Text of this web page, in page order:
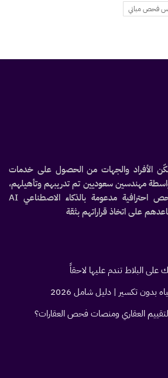
فحص مباني
الأفراد والجهات من الحصول على خدمات
مهندسين سعوديين تم تدريبهم وتأهيلهم،
والحصول على تقارير فحص احترافية مدعومة بالذكاء الاصطناعي AI
على اتخاذ قراراتهم بثقة
بدون تكسير | دليل شامل 2026
العقاري ومنصات فحص العقارات؟